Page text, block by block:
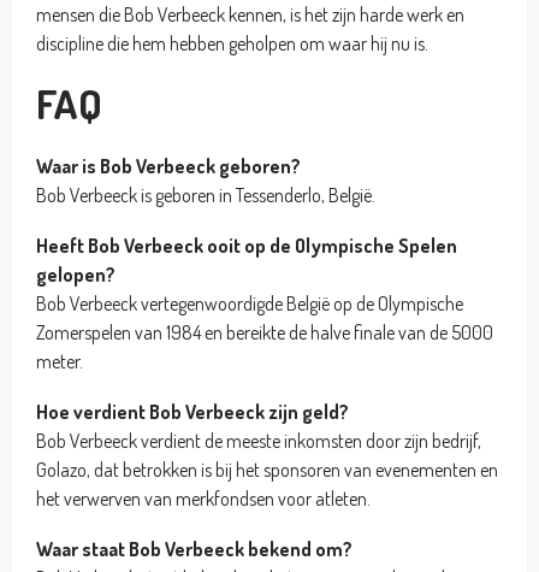
mensen die Bob Verbeeck kennen, is het zijn harde werk en
discipline die hem hebben geholpen om waar hij nu is.
FAQ
Waar is Bob Verbeeck geboren?
Bob Verbeeck is geboren in Tessenderlo, België.
Heeft Bob Verbeeck ooit op de Olympische Spelen
gelopen?
Bob Verbeeck vertegenwoordigde België op de Olympische
Zomerspelen van 1984 en bereikte de halve finale van de 5000
meter.
Hoe verdient Bob Verbeeck zijn geld?
Bob Verbeeck verdient de meeste inkomsten door zijn bedrijf,
Golazo, dat betrokken is bij het sponsoren van evenementen en
het verwerven van merkfondsen voor atleten.
Waar staat Bob Verbeeck bekend om?